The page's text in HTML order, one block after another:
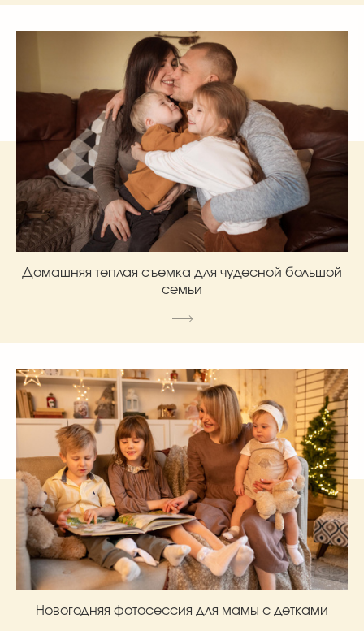
Домашняя теплая съемка для чудесной большой
семьи
Новогодняя фотосессия для мамы с детками